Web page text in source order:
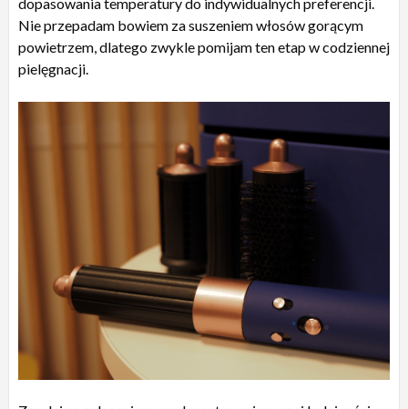
Nie przepadam bowiem za suszeniem włosów gorącym
powietrzem, dlatego zwykle pomijam ten etap w codziennej
pielęgnacji.